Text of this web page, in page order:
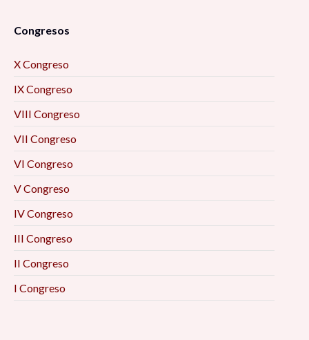
Congresos
X Congreso
IX Congreso
VIII Congreso
VII Congreso
VI Congreso
V Congreso
IV Congreso
III Congreso
II Congreso
I Congreso